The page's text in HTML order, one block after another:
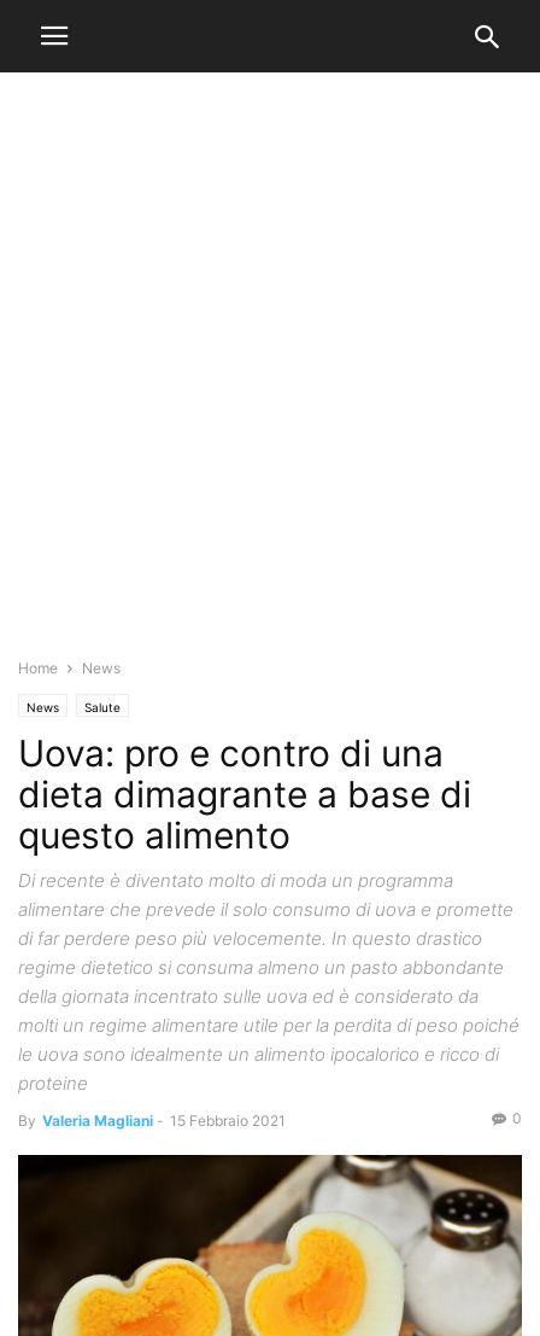
Home News
News Salute
Uova: pro e contro di una
dieta dimagrante a base di
questo alimento
Di recente è diventato molto di moda un programma
alimentare che prevede il solo consumo di uova e promette
di far perdere peso più velocemente. In questo drastico
regime dietetico si consuma almeno un pasto abbondante
della giornata incentrato sulle uova ed è considerato da
molti un regime alimentare utile per la perdita di peso poiché
le uova sono idealmente un alimento ipocalorico e ricco di
proteine
By Valeria Magliani - 15 Febbraio 2021 0